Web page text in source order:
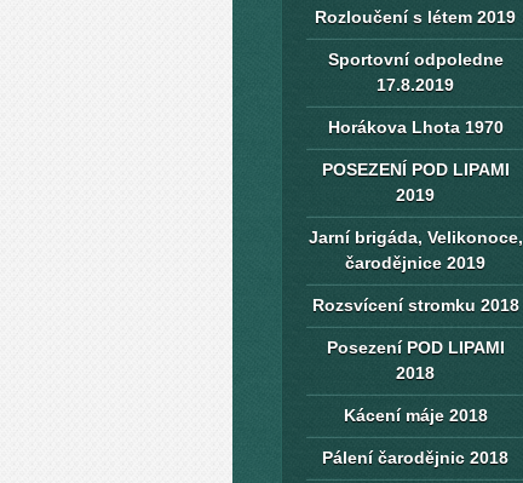
Rozloučení s létem 2019
Sportovní odpoledne
17.8.2019
Horákova Lhota 1970
POSEZENÍ POD LIPAMI
2019
Jarní brigáda, Velikonoce,
čarodějnice 2019
Rozsvícení stromku 2018
Posezení POD LIPAMI
2018
Kácení máje 2018
Pálení čarodějnic 2018